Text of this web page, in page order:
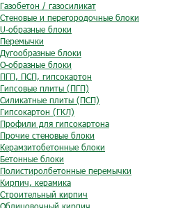
Газобетон / газосиликат
Стеновые и перегородочные блоки
U-образные блоки
Перемычки
Дугообразные блоки
O-образные блоки
ПГП, ПСП, гипсокартон
Гипсовые плиты (ПГП)
Силикатные плиты (ПСП)
Гипсокартон (ГКЛ)
Профили для гипсокартона
Прочие стеновые блоки
Керамзитобетонные блоки
Бетонные блоки
Полистиролбетонные перемычки
Кирпич, керамика
Строительный кирпич
Облицовочный кирпич